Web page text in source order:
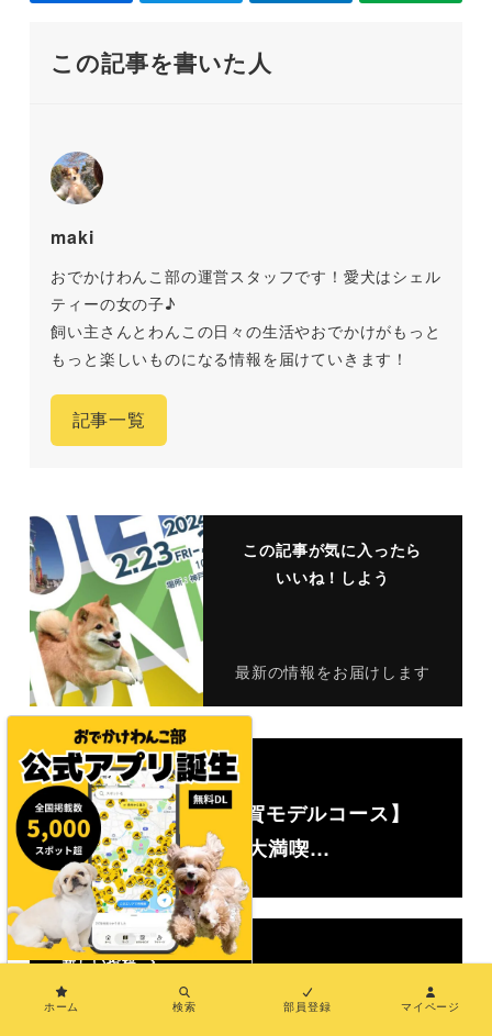
この記事を書いた人
maki
おでかけわんこ部の運営スタッフです！愛犬はシェル
ティーの女の子♪
飼い主さんとわんこの日々の生活やおでかけがもっと
もっと楽しいものになる情報を届けていきます！
記事一覧
この記事が気に入ったら
いいね！しよう
最新の情報をお届けします
古い投稿
【犬とお出かけ #佐賀モデルコース】
呼子グルメや絶景を大満喫…
新しい投稿
【岐阜県/犬のイベント】入場無料＆ド
ホーム 検索 部員登録 マイページ